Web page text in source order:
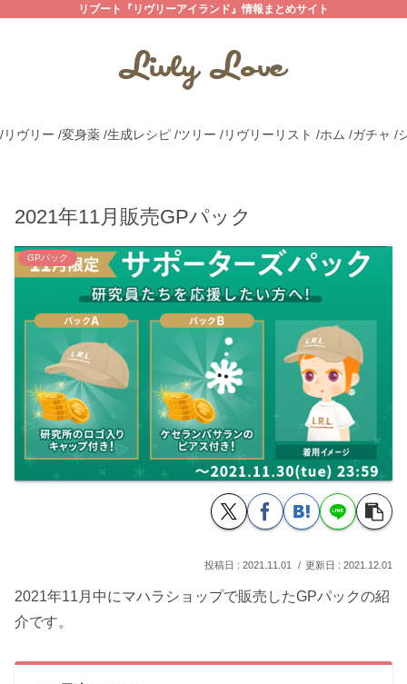
リブート『リヴリーアイランド』情報まとめサイト
/リヴリー /変身薬 /生成レシピ /ツリー /リヴリーリスト /ホム /ガチャ /
2021年11月販売GPパック
GPパック
2021.11.01 2021.12.01
2021年11月中にマハラショップで販売したGPパックの紹
介です。